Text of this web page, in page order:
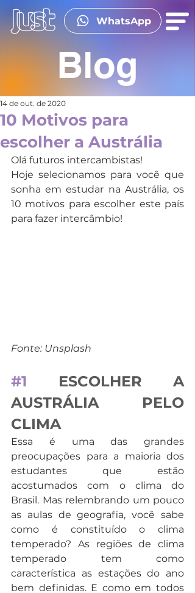
WhatsApp
Blog
10 Motivos para
escolher a Austrália
14 de out. de 2020
Olá futuros intercambistas!
Hoje selecionamos para você que
sonha em estudar na Austrália, os
10 motivos para escolher este país
para fazer intercâmbio!
Fonte: Unsplash
#1 ESCOLHER A
AUSTRÁLIA PELO
CLIMA
Essa é uma das grandes
preocupações para a maioria dos
estudantes que estão
acostumados com o clima do
Brasil. Mas relembrando um pouco
as aulas de geografia, você sabe
como é constituído o clima
temperado? As regiões de clima
temperado tem como
característica as estações do ano
bem definidas. E como em todos